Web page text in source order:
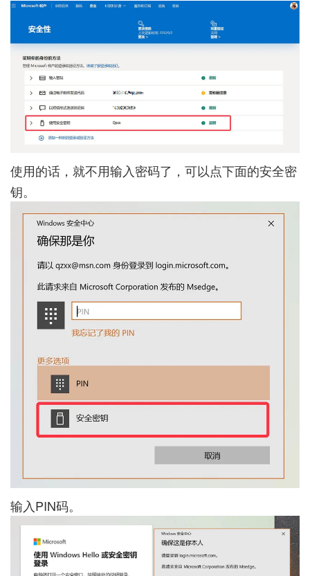
使用的话，就不用输入密码了，可以点下面的安全密
钥。
输入PIN码。